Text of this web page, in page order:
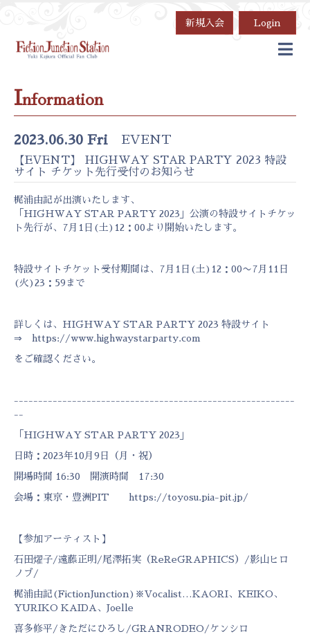
新規入会 Login
Information
2023.06.30 Fri EVENT
【EVENT】 HIGHWAY STAR PARTY 2023 特設
サイト チケット先行受付のお知らせ
梶浦由記が出演いたします、
「HIGHWAY STAR PARTY 2023」公演の特設サイトチケッ
ト先行が、7月1日(土)12：00より開始いたします。
特設サイトチケット受付期間は、7月1日(土)12：00〜7月11日
(火)23：59まで
詳しくは、HIGHWAY STAR PARTY 2023 特設サイト
⇒
https://www.highwaystarparty.com
をご確認ください。
----------------------------------------------------------
--
「HIGHWAY STAR PARTY 2023」
日時：2023年10月9日（月・祝）
開場時間 16:30 開演時間 17:30
会場：東京・豊洲PIT https://toyosu.pia-pit.jp/
【参加アーティスト】
石田燿子/遠藤正明/尾澤拓実（ReReGRAPHICS）/影山ヒロ
ノブ/
梶浦由記(FictionJunction)※Vocalist…KAORI、KEIKO、
YURIKO KAIDA、Joelle
喜多修平/きただにひろし/GRANRODEO/ケンシロ